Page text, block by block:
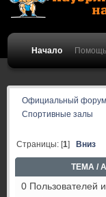
Начало Помощь
Официальный форум
Спортивные залы
Страницы: [1]Вниз
ТЕМА /
0 Пользователей